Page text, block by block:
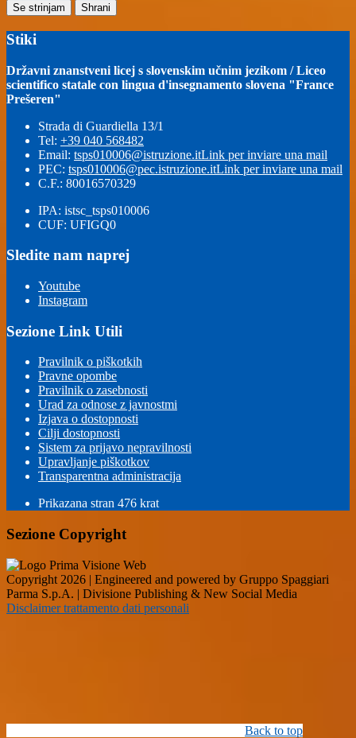
Se strinjam Shrani
Stiki
Državni znanstveni licej s slovenskim učnim jezikom / Liceo
scientifico statale con lingua d'insegnamento slovena "France
Prešeren"
Strada di Guardiella 13/1
Tel: +39 040 568482
Email: tsps010006@istruzione.itLink per inviare una mail
PEC: tsps010006@pec.istruzione.itLink per inviare una mail
C.F.: 80016570329
IPA: istsc_tsps010006
CUF: UFIGQ0
Sledite nam naprej
Youtube
Instagram
Sezione Link Utili
Pravilnik o piškotkih
Pravne opombe
Pravilnik o zasebnosti
Urad za odnose z javnostmi
Izjava o dostopnosti
Cilji dostopnosti
Sistem za prijavo nepravilnosti
Upravljanje piškotkov
Transparentna administracija
Prikazana stran 476 krat
Sezione Copyright
Copyright 2026 | Engineered and powered by Gruppo Spaggiari
Parma S.p.A. | Divisione Publishing & New Social Media
Disclaimer trattamento dati personali
Back to top